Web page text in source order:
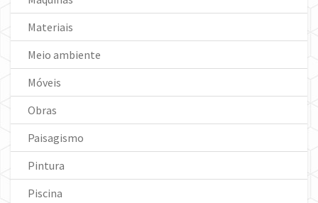
Materiais
Meio ambiente
Móveis
Obras
Paisagismo
Pintura
Piscina